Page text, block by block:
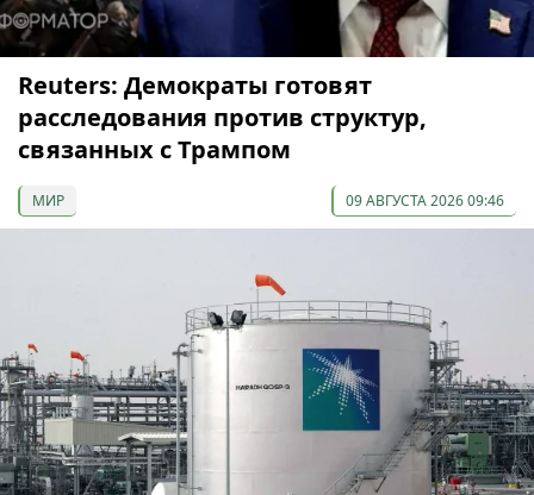
Reuters: Демократы готовят
расследования против структур,
связанных с Трампом
МИР 09 АВГУСТА 2026 09:46